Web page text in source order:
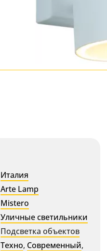
Италия
Arte Lamp
Mistero
Уличные светильники
Подсветка объектов
Техно, Современный,